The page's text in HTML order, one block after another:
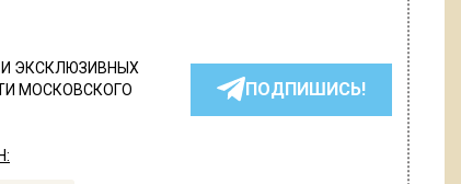
ЭКСКЛЮЗИВНЫХ
МОСКОВСКОГО
ПОДПИШИСЬ!